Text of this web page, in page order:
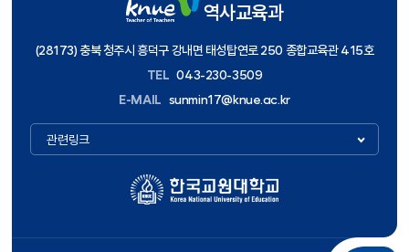
역사교육과
(28173) 충북 청주시 흥덕구 강내면 태성탑연로 250 종합교육관 415호
TEL 043-230-3509
E-MAIL sunmin17@knue.ac.kr
관련링크